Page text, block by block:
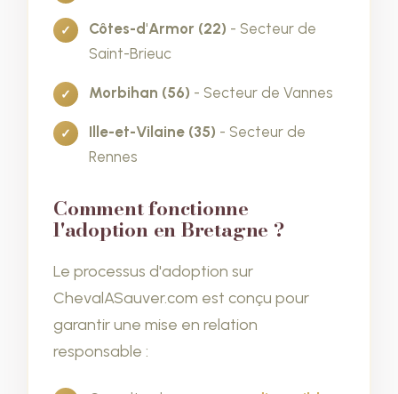
Côtes-d'Armor (22) - Secteur de
Saint-Brieuc
Morbihan (56) - Secteur de Vannes
Ille-et-Vilaine (35) - Secteur de
Rennes
Comment fonctionne
l'adoption en Bretagne ?
Le processus d'adoption sur
ChevalASauver.com est conçu pour
garantir une mise en relation
responsable :